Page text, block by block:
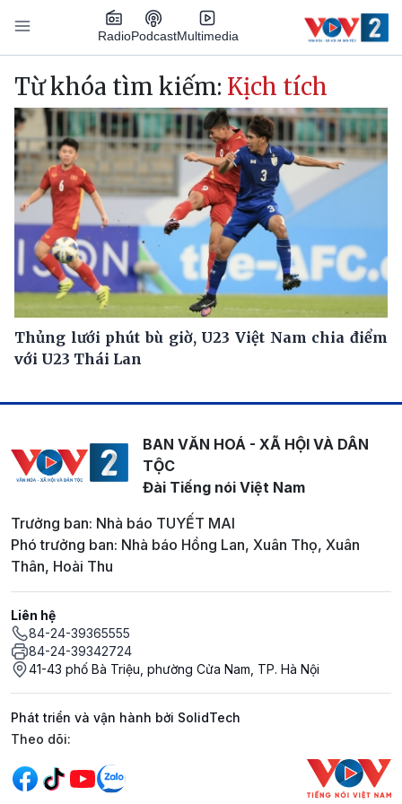
Nhảy đến nội dung
RadioPodcastMultimedia
Main navigation
Từ khóa tìm kiếm: Kịch tích
Thủng lưới phút bù giờ, U23 Việt Nam chia điểm
với U23 Thái Lan
BAN VĂN HOÁ - XÃ HỘI VÀ DÂN
TỘC
Đài Tiếng nói Việt Nam
Trưởng ban: Nhà báo TUYẾT MAI
Phó trưởng ban: Nhà báo Hồng Lan, Xuân Thọ, Xuân
Thân, Hoài Thu
Liên hệ
84-24-39365555
84-24-39342724
41-43 phố Bà Triệu, phường Cửa Nam, TP. Hà Nội
Phát triển và vận hành bởi SolidTech
Mạng xã hội
Theo dõi: